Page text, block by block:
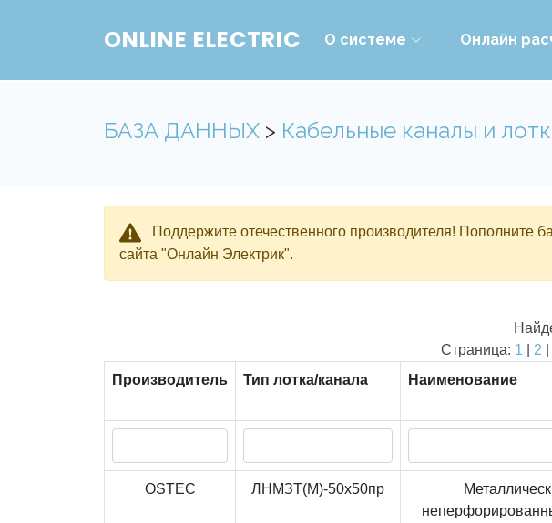
ONLINE ELECTRIC О системе Онлайн
БАЗА ДАННЫХ > Кабельные каналы и
Поддержите отечественного производителя! Пополните
сайта "Онлайн Электрик".
Страница: 1 2
Производитель
Тип лотка/канала Наименование
OSTEC ЛНМЗТ(М)-50x50пр